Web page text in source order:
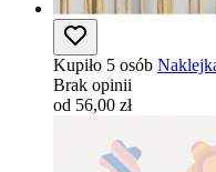
Kupiło 5 osób
Brak opinii
od 56,00 zł